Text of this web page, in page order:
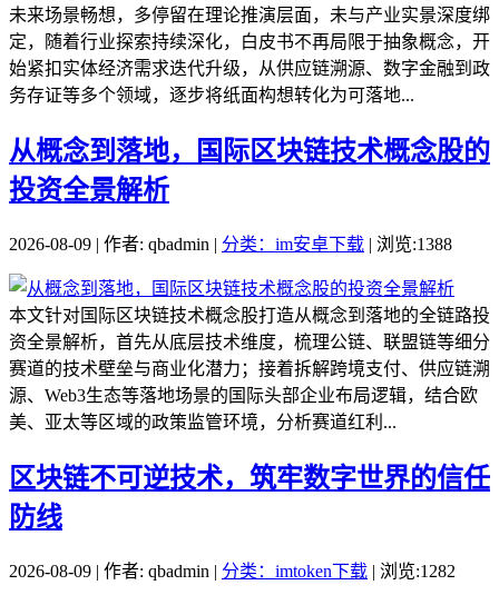
未来场景畅想，多停留在理论推演层面，未与产业实景深度绑
定，随着行业探索持续深化，白皮书不再局限于抽象概念，开
始紧扣实体经济需求迭代升级，从供应链溯源、数字金融到政
务存证等多个领域，逐步将纸面构想转化为可落地...
从概念到落地，国际区块链技术概念股的
投资全景解析
2026-08-09 | 作者: qbadmin | 分类：im安卓下载 | 浏览:1388
本文针对国际区块链技术概念股打造从概念到落地的全链路投
资全景解析，首先从底层技术维度，梳理公链、联盟链等细分
赛道的技术壁垒与商业化潜力；接着拆解跨境支付、供应链溯
源、Web3生态等落地场景的国际头部企业布局逻辑，结合欧
美、亚太等区域的政策监管环境，分析赛道红利...
区块链不可逆技术，筑牢数字世界的信任
防线
2026-08-09 | 作者: qbadmin | 分类：imtoken下载 | 浏览:1282